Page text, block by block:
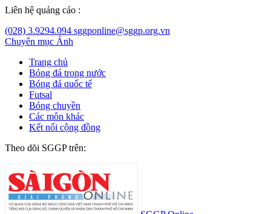
Liên hệ quảng cáo :
(028) 3.9294.094 sggponline@sggp.org.vn
Chuyên mục Ảnh
Trang chủ
Bóng đá trong nước
Bóng đá quốc tế
Futsal
Bóng chuyền
Các môn khác
Kết nối cộng đồng
Theo dõi SGGP trên: